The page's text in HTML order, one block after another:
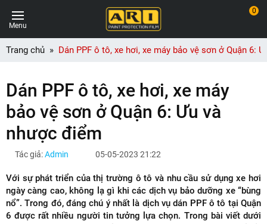
Menu
0
Trang chủ Dán PPF ô tô, xe hơi, xe máy bảo vệ sơn ở Quận 6:
Dán PPF ô tô, xe hơi, xe máy
bảo vệ sơn ở Quận 6: Ưu và
nhược điểm
Tác giả:Admin 05-05-2023 21:22
Với sự phát triển của thị trường ô tô và nhu cầu sử dụng xe hơi
ngày càng cao, không lạ gì khi các dịch vụ bảo dưỡng xe “bùng
nổ”. Trong đó, đáng chú ý nhất là dịch vụ dán PPF ô tô tại Quận
6 được rất nhiều người tin tưởng lựa chọn. Trong bài viết dưới